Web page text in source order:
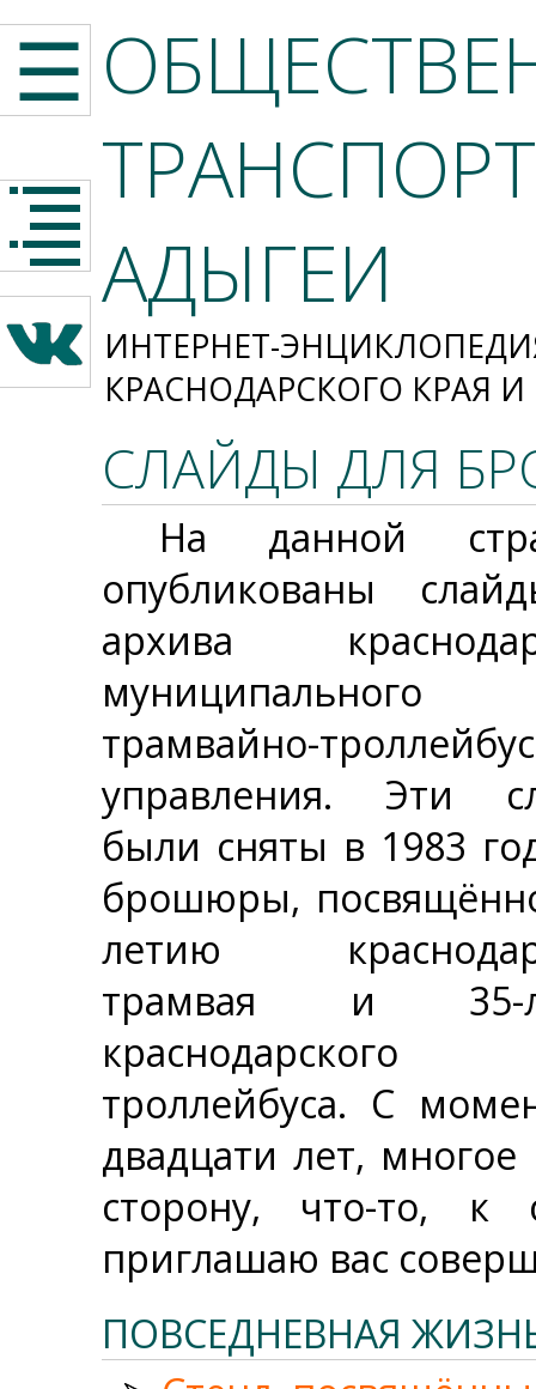
АДЫГЕИ
ИНТЕРНЕТ-
КРАСНОДАРСКОГО КРАЯ
☰
СЛАЙДЫ ДЛЯ
На данной
опубликованы
архива
муниципального
трамвайно-
управления. Эти
были сняты в 1983
брошюры,
летию
трамвая и 35-
краснодарского
троллейбуса. С
двадцати лет,
сторону, что-то,
приглашаю вас
ПОВСЕДНЕВНАЯ